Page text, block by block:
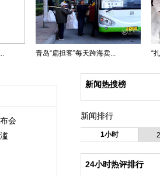
青岛“扁担客”每天跨海卖... “
会
新闻热搜榜
新闻排行
1小时
24小时热评排行